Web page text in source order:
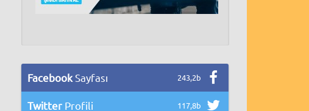
Facebook Sayfası 243,2b
Twitter Profili 117,8b